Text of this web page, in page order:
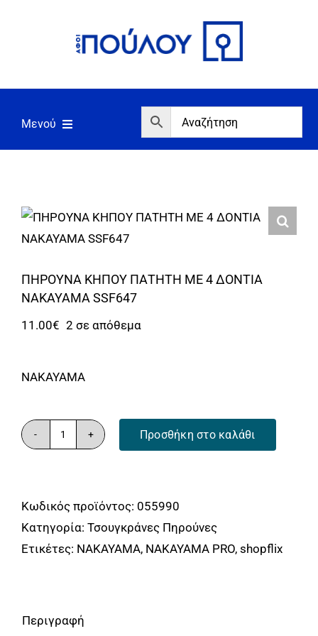
Μενού
Σπίτι/Κήπος/Αγροτικά
Γεννήτριες/Συγκόλληση
Αναλώσιμα
Περισσότερα
ΠΗΡΟΥΝΑ ΚΗΠΟΥ ΠΑΤΗΤΗ ΜΕ 4 ΔΟΝΤΙΑ
NAKAYAMA SSF647
11.00€ 2 σε απόθεμα
NAKAYAMA
ΠΗΡΟΥΝΑ
ΜΕ
4
ΔΟΝΤΙΑ
ποσότητα
Προσθήκη στο καλάθι
Κωδικός προϊόντος: 055990
Κατηγορία: Τσουγκράνες Πηρούνες
Ετικέτες: NAKAYAMA, NAKAYAMA PRO, shopflix
Περιγραφή